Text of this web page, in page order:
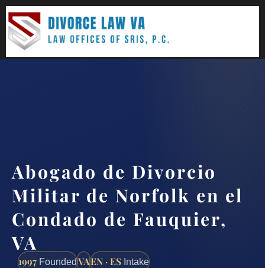
Abogado de Divorcio
Militar de Norfolk en el
Condado de Fauquier,
VA
1997 FoundedVAEN · ES Intake